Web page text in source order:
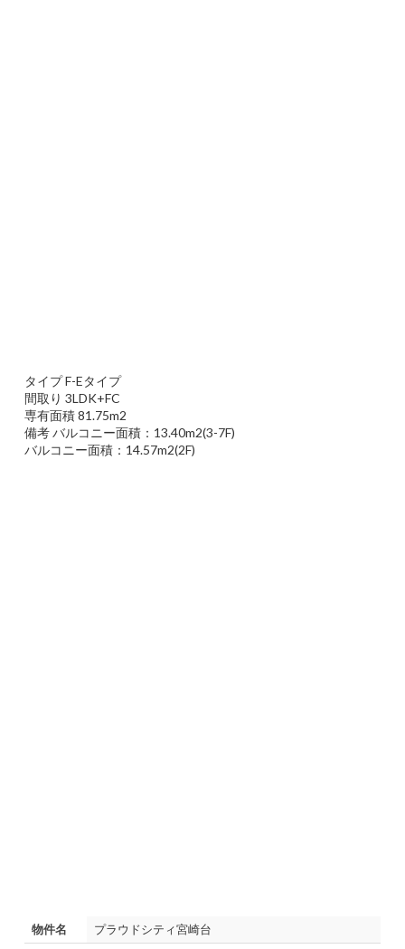
タイプ F-Eタイプ
間取り 3LDK+FC
専有面積 81.75m2
備考 バルコニー面積：13.40m2(3-7F)
バルコニー面積：14.57m2(2F)
物件名 プラウドシティ宮崎台